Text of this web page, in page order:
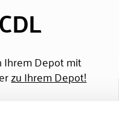
Ihrem Depot mit
zu Ihrem Depot!